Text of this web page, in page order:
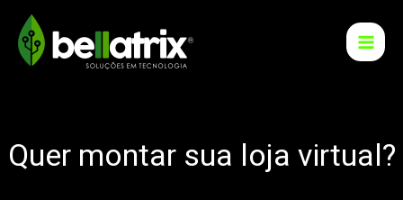
para
Quer montar sua loja virtual?